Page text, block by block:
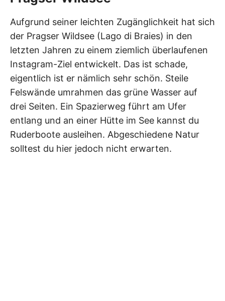
Aufgrund seiner leichten Zugänglichkeit hat sich
der Pragser Wildsee (Lago di Braies) in den
letzten Jahren zu einem ziemlich überlaufenen
Instagram-Ziel entwickelt. Das ist schade,
eigentlich ist er nämlich sehr schön. Steile
Felswände umrahmen das grüne Wasser auf
drei Seiten. Ein Spazierweg führt am Ufer
entlang und an einer Hütte im See kannst du
Ruderboote ausleihen. Abgeschiedene Natur
solltest du hier jedoch nicht erwarten.